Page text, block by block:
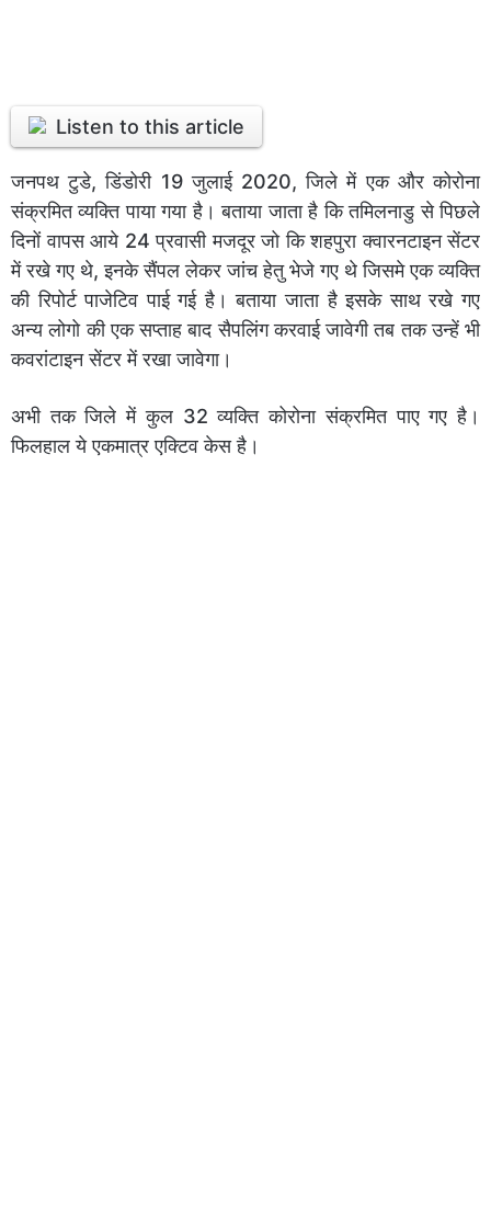
Listen to this article
जनपथ टुडे, डिंडोरी 19 जुलाई 2020, जिले में एक और कोरोना
संक्रमित व्यक्ति पाया गया है। बताया जाता है कि तमिलनाडु से पिछले
दिनों वापस आये 24 प्रवासी मजदूर जो कि शहपुरा क्वारनटाइन सेंटर
में रखे गए थे, इनके सैंपल लेकर जांच हेतु भेजे गए थे जिसमे एक व्यक्ति
की रिपोर्ट पाजेटिव पाई गई है। बताया जाता है इसके साथ रखे गए
अन्य लोगो की एक सप्ताह बाद सैपलिंग करवाई जावेगी तब तक उन्हें भी
कवरांटाइन सेंटर में रखा जावेगा।
अभी तक जिले में कुल 32 व्यक्ति कोरोना संक्रमित पाए गए है।
फिलहाल ये एकमात्र एक्टिव केस है।